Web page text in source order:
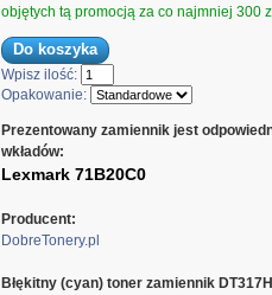
objętych tą promocją za co najmniej 300
Wpisz ilość:
Opakowanie:
Prezentowany zamiennik jest
wkładów:
Lexmark 71B20C0
Producent:
DobreTonery.pl
Błękitny (cyan) toner zamiennik